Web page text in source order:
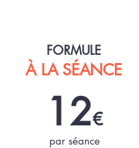
FORMULE
À LA SÉANCE
12€
par séance